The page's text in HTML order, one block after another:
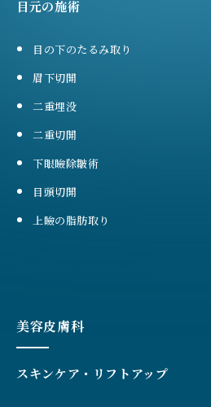
目元の施術
目の下のたるみ取り
眉下切開
二重埋没
二重切開
下眼瞼除皺術
目頭切開
上瞼の脂肪取り
美容皮膚科
スキンケア・リフトアップ